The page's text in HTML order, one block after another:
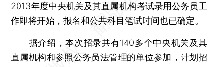
2013年度中央机关及其直属机构考试录用公务员工
作即将开始，报名和公共科目笔试时间也已确定。
据介绍，本次招录共有140多个中央机关及其
直属机构和参照公务员法管理的单位参加，计划招